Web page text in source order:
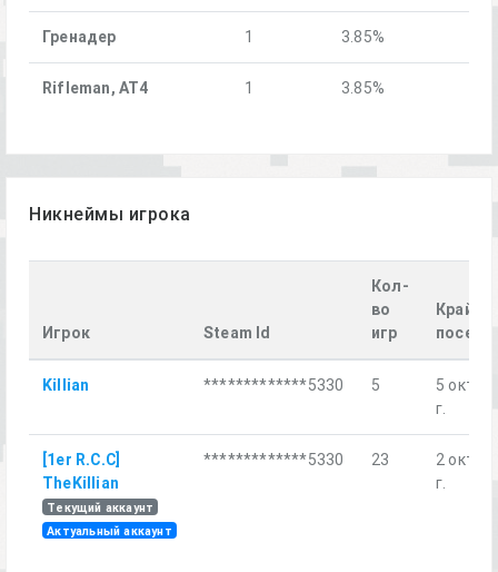
Гренадер 1 3.85%
Rifleman, AT4 1 3.85%
Никнеймы игрока
Игрок Steam Id
Кол-
во
игр
Killian *************5330 5
5 окт.
г.
[1er R.C.C]
TheKillian
Текущий аккаунт
Актуальный аккаунт
*************5330 23
2 окт.
г.